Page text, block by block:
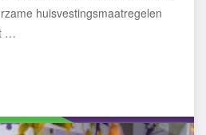
huisvestingsmaatregelen
…